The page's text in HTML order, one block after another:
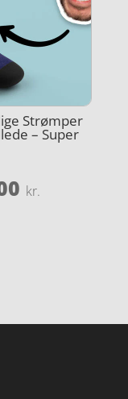
Strømper
– Super
kr.